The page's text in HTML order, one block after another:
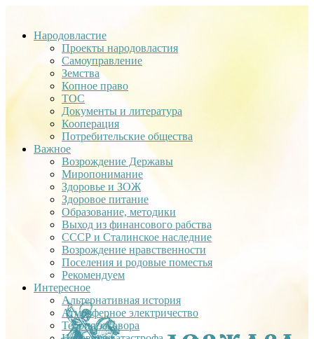
Народовластие
Проекты народовластия
Самоуправление
Земства
Копное право
ТОС
Документы и литература
Кооперация
Потребительские общества
Важное
Возрождение Державы
Миропонимание
Здоровье и ЗОЖ
Здоровое питание
Образование, методики
Выход из финансового рабства
СССР и Сталинское наследние
Возрождение нравственности
Поселения и родовые поместья
Рекомендуем
Интересное
Альтернативная история
Атмосферное электричество
Теория заговора